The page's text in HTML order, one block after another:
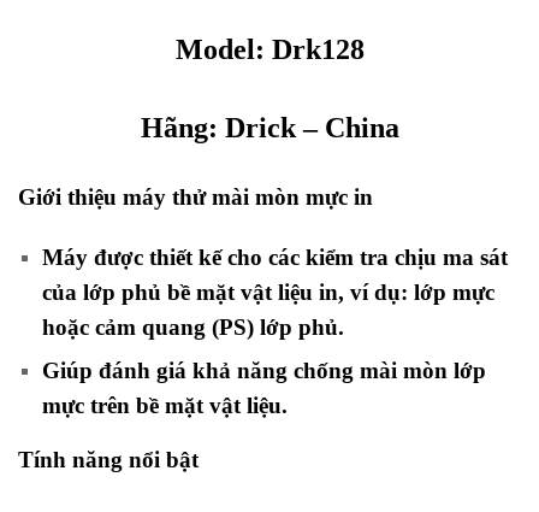
Model: Drk128
Hãng: Drick– China
Giới thiệu máy thử mài mòn mực in
Máy được thiết kế cho các kiểm tra chịu ma sát
của lớp phủ bề mặt vật liệu in, ví dụ: lớp mực
hoặc cảm quang (PS) lớp phủ.
Giúp đánh giá khả năng chống mài mòn lớp
mực trên bề mặt vật liệu.
Tính năng nổi bật